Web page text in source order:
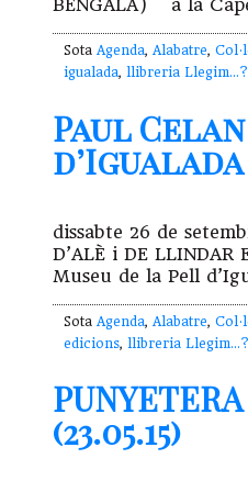
BENGALA) a la
Sota Agenda, Alabatre,
igualada, llibreria Llegim...?
Paul
d’Igualada
dissabte 26 de
D’ALÈ i DE
Museu de la Pell
Sota Agenda, Alabatre,
edicions, llibreria Llegim...?
(23.05.15)